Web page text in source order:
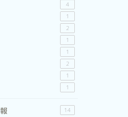
4
1
2
1
1
2
1
1
14